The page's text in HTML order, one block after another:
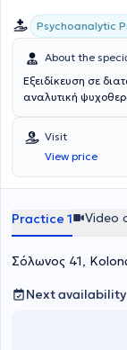
Psychoanalytic
About the
Εξειδίκευση σε
αναλυτική
Visit
View price
Practice 1 Video
Σόλωνος 41,
Next availability